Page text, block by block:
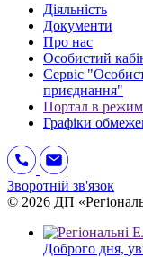
Діяльність
Документи
Про нас
Особистий
Сервіс
приєднання"
Портал в
Графіки
Зворотній зв'язок
© 2026 ДП
Доброго дня,